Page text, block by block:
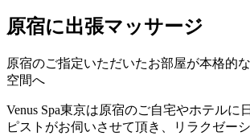
原宿に出張マッサージ
原宿のご指定いただいたお部屋が本格的
空間へ
Venus Spa東京は原宿のご自宅やホテルに
ピストがお伺いさせて頂き、リラクゼー